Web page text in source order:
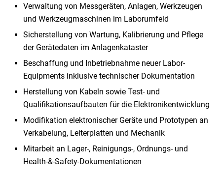
Verwaltung von Messgeräten, Anlagen, Werkzeugen
und Werkzeugmaschinen im Laborumfeld
Sicherstellung von Wartung, Kalibrierung und Pflege
der Gerätedaten im Anlagenkataster
Beschaffung und Inbetriebnahme neuer Labor-
Equipments inklusive technischer Dokumentation
Herstellung von Kabeln sowie Test- und
Qualifikationsaufbauten für die Elektronikentwicklung
Modifikation elektronischer Geräte und Prototypen an
Verkabelung, Leiterplatten und Mechanik
Mitarbeit an Lager-, Reinigungs-, Ordnungs- und
Health-&-Safety-Dokumentationen